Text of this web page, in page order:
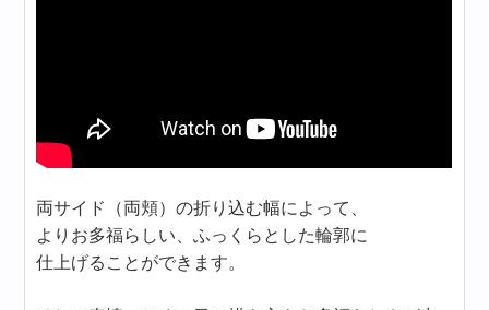
両サイド（両頬）の折り込む幅によって、
よりお多福らしい、ふっくらとした輪郭に
仕上げることができます。